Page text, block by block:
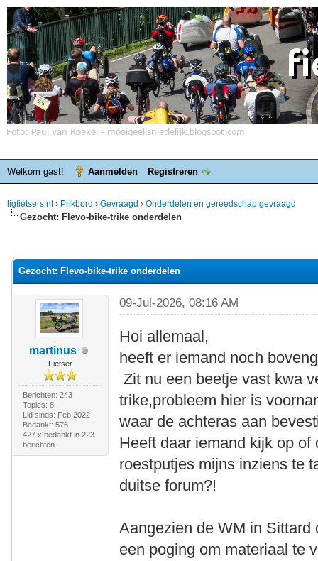
Welkom gast! Aanmelden Registreren
ligfietsers.nl › Prikbord › Gevraagd › Onderdelen en gereedschap gevraagd
Gezocht: Flevo-bike-trike onderdelen
Gezocht: Flevo-bike-trike onderdelen
martinus
Fietser
Berichten: 243
Topics: 8
Lid sinds: Feb 2022
Bedankt: 576
427 x bedankt in 223
berichten
09-Jul-2026, 08:16 AM
Hoi allemaal,
heeft er iemand noch
Zit nu een beetje vast kwa
trike,probleem hier is
waar de achteras aan
Heeft daar iemand kijk op
roestputjes mijns inziens te
duitse forum?!
Aangezien de WM in
een poging om materiaal te